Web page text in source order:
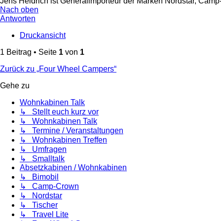
Nach oben
Antworten
Druckansicht
1 Beitrag • Seite 1 von 1
Zurück zu „Four Wheel Campers“
Gehe zu
Wohnkabinen Talk
↳ Stellt euch kurz vor
↳ Wohnkabinen Talk
↳ Termine / Veranstaltungen
↳ Wohnkabinen Treffen
↳ Umfragen
↳ Smalltalk
Absetzkabinen / Wohnkabinen
↳ Bimobil
↳ Camp-Crown
↳ Nordstar
↳ Tischer
↳ Travel Lite